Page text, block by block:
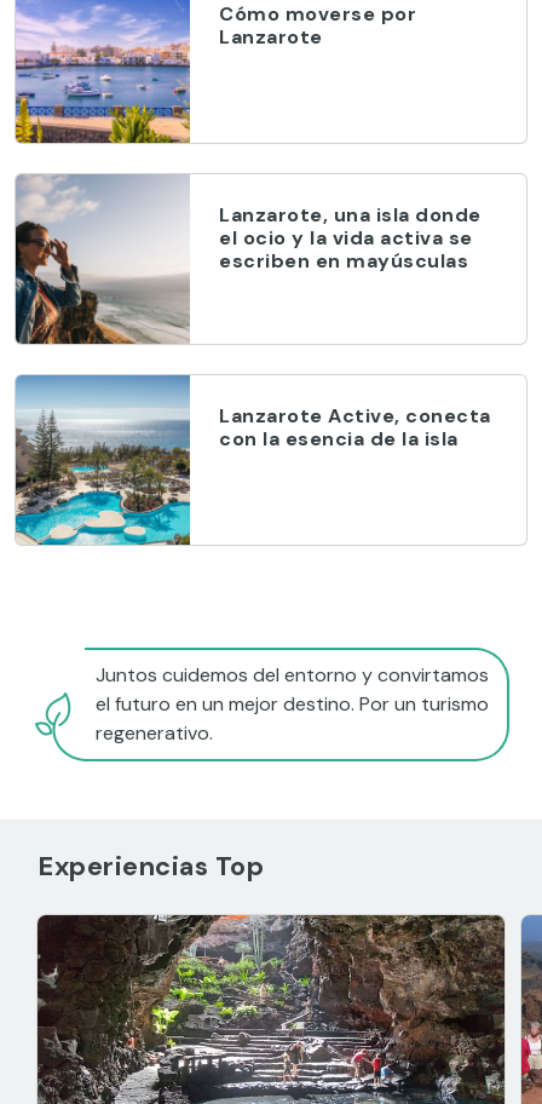
Cómo moverse por
Lanzarote
Lanzarote, una isla donde
el ocio y la vida activa se
escriben en mayúsculas
Lanzarote Active, conecta
con la esencia de la isla
Juntos cuidemos del entorno y convirtamos
el futuro en un mejor destino. Por un turismo
regenerativo.
Experiencias Top